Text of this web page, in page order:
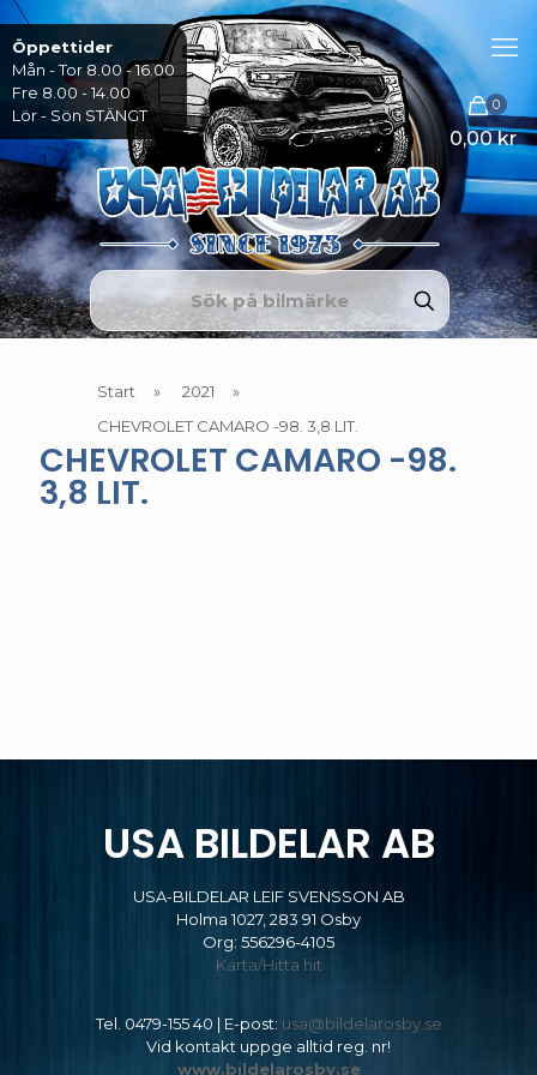
0
0,00 kr
Öppettider
Mån - Tor 8.00 - 16.00
Fre 8.00 - 14.00
Lör - Sön STÄNGT
Start » 2021
»
CHEVROLET CAMARO -98. 3,8 LIT.
CHEVROLET CAMARO -98.
3,8 LIT.
USA BILDELAR AB
USA-BILDELAR LEIF SVENSSON AB
Holma 1027, 283 91 Osby
Org: 556296-4105
Karta/Hitta hit
Tel. 0479-155 40 | E-post: usa@bildelarosby.se
Vid kontakt uppge alltid reg. nr!
www.bildelarosby.se